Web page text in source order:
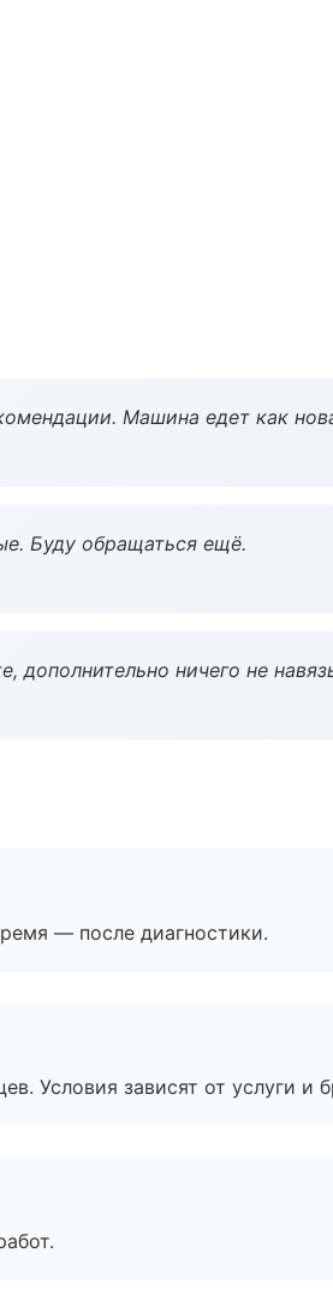
Машина едет как
Буду обращаться ещё.
дополнительно ничего не
— после диагностики.
Условия зависят от услуги и